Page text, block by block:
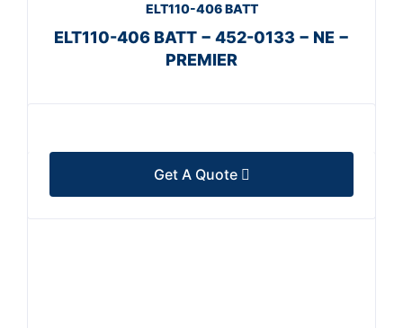
ELT110-406 BATT
ELT110-406 BATT − 452-0133 − NE −
PREMIER
Get A Quote